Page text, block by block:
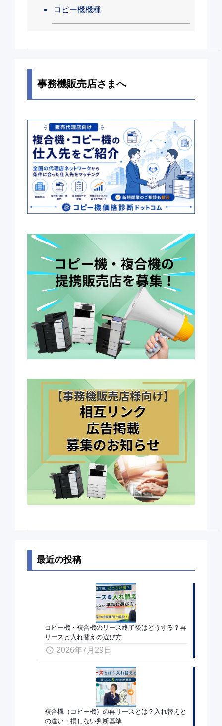
コピー機機種
事務機販売店さまへ
最近の投稿
コピー機・複合機のリース終了後はどうする？再
リースと入れ替えの選び方
2026年7月29日
複合機（コピー機）の再リースとは？入れ替えと
の違い・損しない判断基準